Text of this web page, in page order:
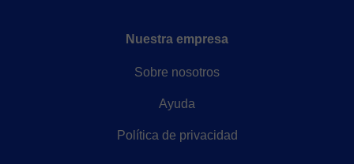
Nuestra empresa
Sobre nosotros
Ayuda
Política de privacidad